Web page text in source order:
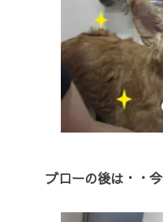
ブローの後は・・